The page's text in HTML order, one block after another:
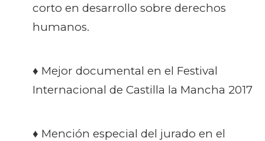
corto en desarrollo sobre derechos
humanos.
♦ Mejor documental en el Festival
Internacional de Castilla la Mancha 2017
♦ Mención especial del jurado en el